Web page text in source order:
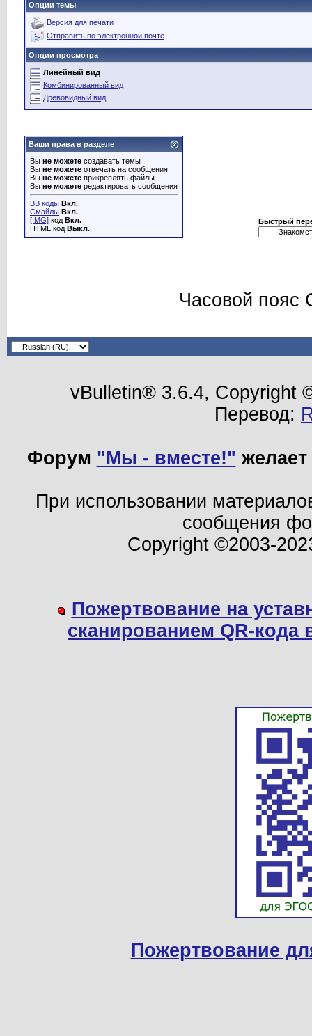
Опции темы
Версия для печати
Отправить по электронной почте
Опции просмотра
Линейный вид
Комбинированный вид
Древовидный вид
Ваши права в разделе
Вы не можете создавать темы
Вы не можете отвечать на сообщения
Вы не можете прикреплять файлы
Вы не можете редактировать сообщения
BB коды Вкл.
Смайлы Вкл.
[IMG] код Вкл.
HTML код Выкл.
Быстрый
Часовой пояс
vBulletin® 3.6.4, Copyright
Перевод:
Форум "Мы - вместе!"
При использовании
сообщения
Copyright ©2003-
Пожертвование на
сканированием QR-
Пожертвование